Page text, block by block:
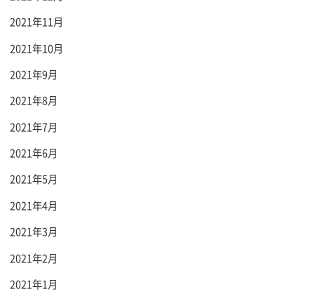
2021年11月
2021年10月
2021年9月
2021年8月
2021年7月
2021年6月
2021年5月
2021年4月
2021年3月
2021年2月
2021年1月